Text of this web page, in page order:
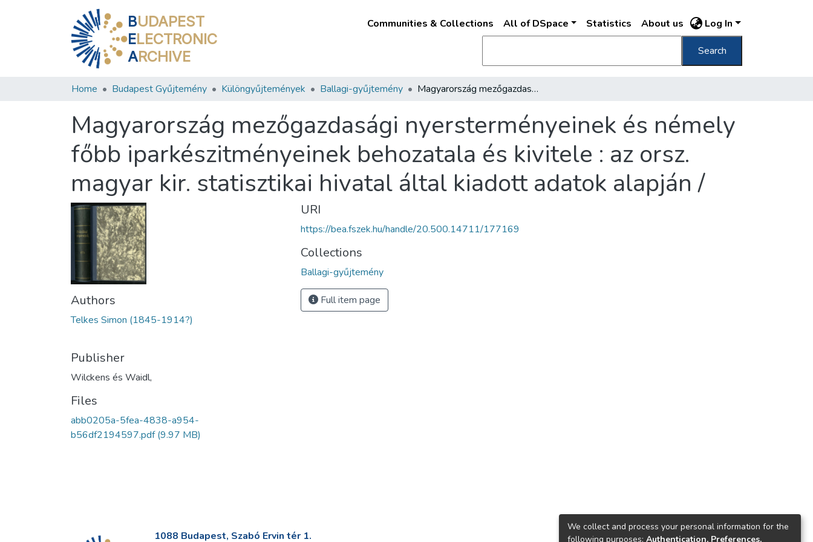
BUDAPEST
ELECTRONIC
ARCHIVE
Communities & Collections All of DSpace Statistics About us Log In
Search
Home Budapest Gyűjtemény Különgyűjtemények Ballagi-gyűjtemény Magyarország mezőgazdasági nyersterményeinek és némely főbb iparkészitményeinek behozatala és kivitele : az orsz. magyar kir. statisztikai hivatal által kiadott adatok alapján /
Magyarország mezőgazdasági nyersterményeinek és némely
főbb iparkészitményeinek behozatala és kivitele : az orsz.
magyar kir. statisztikai hivatal által kiadott adatok alapján /
Authors
Telkes Simon (1845-1914?)
Publisher
Wilckens és Waidl,
Files
abb0205a-5fea-4838-a954-
b56df2194597.pdf(9.97 MB)
URI
https://bea.fszek.hu/handle/20.500.14711/177169
Collections
Ballagi-gyűjtemény
Full item page
1088 Budapest, Szabó Ervin tér 1.
We collect and process your personal information for the
following purposes: Authentication, Preferences,